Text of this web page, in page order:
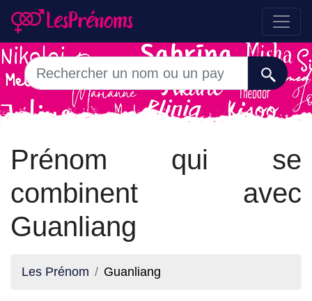
Prénom qui se
combinent avec
Guanliang
Les Prénom Guanliang